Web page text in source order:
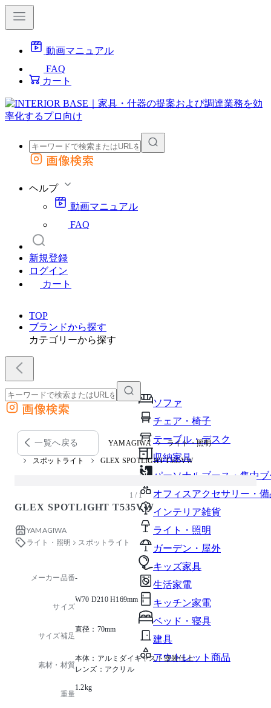
動画マニュアル
FAQ
カート
外部サイトの商品をカートに追加
画像検索
ヘルプ
動画マニュアル
FAQ
新規登録
ログイン
カート
TOP
ブランドから探す
カテゴリーから探す
ソファ
チェア・椅子
テーブル・デスク
収納家具
パーソナルブース・集中
オフィスアクセサリー・備
インテリア雑貨
ライト・照明
ガーデン・屋外
キッズ家具
生活家電
キッチン家電
ベッド・寝具
建具
アウトレット商品
外部サイトの商品をカートに追加
他のサイトで見つけた商品ページのURLを貼り付けて、カートに追加できます
画像検索
一覧へ戻る YAMAGIWA ライト・照明
スポットライト GLEX SPOTLIGHT T535VW
1 / 1
GLEX SPOTLIGHT T535VW
YAMAGIWA
ライト・照明
スポットライト
メーカー品番-
サイズ
W70 D210 H169mm
サイズ補足
直径：70mm
素材・材質
本体：アルミダイキャスト塗装仕上
レンズ：アクリル
重量
1.2kg